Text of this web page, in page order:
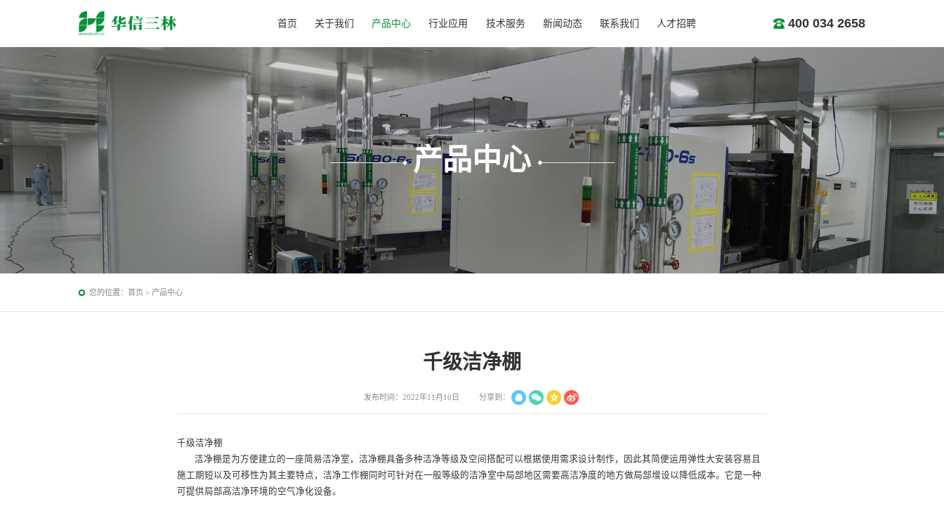
首页 关于我们 产品中心 行业应用 技术服务 新闻动态 联系我们 人才招聘 400 034 2658
产品中心
您的位置： 首页> 产品中心
千级洁净棚
发布时间：2022年11月10日 分享到：
千级洁净棚
洁净棚是为方便建立的一座简易洁净室，洁净棚具备多种洁净等级及空间搭配可以根据使用需求设计制作，因此其简便运用弹性大安装容易且
施工期短以及可移性为其主要特点，洁净工作棚同时可针对在一般等级的洁净室中局部地区需要高洁净度的地方做局部增设以降低成本。它是一种
可提供局部高洁净环境的空气净化设备。